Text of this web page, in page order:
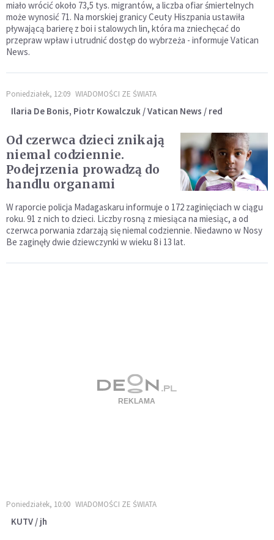
miało wrócić około 73,5 tys. migrantów, a liczba ofiar śmiertelnych
może wynosić 71. Na morskiej granicy Ceuty Hiszpania ustawiła
pływającą barierę z boi i stalowych lin, która ma zniechęcać do
przepraw wpław i utrudnić dostęp do wybrzeża - informuje Vatican
News.
Poniedziałek, 12:09 WIADOMOŚCI ZE ŚWIATA
Ilaria De Bonis, Piotr Kowalczuk / Vatican News / red
Od czerwca dzieci znikają
niemal codziennie.
Podejrzenia prowadzą do
handlu organami
W raporcie policja Madagaskaru informuje o 172 zaginięciach w ciągu
roku. 91 z nich to dzieci. Liczby rosną z miesiąca na miesiąc, a od
czerwca porwania zdarzają się niemal codziennie. Niedawno w Nosy
Be zaginęły dwie dziewczynki w wieku 8 i 13 lat.
Poniedziałek, 10:00 WIADOMOŚCI ZE ŚWIATA
KUTV / jh